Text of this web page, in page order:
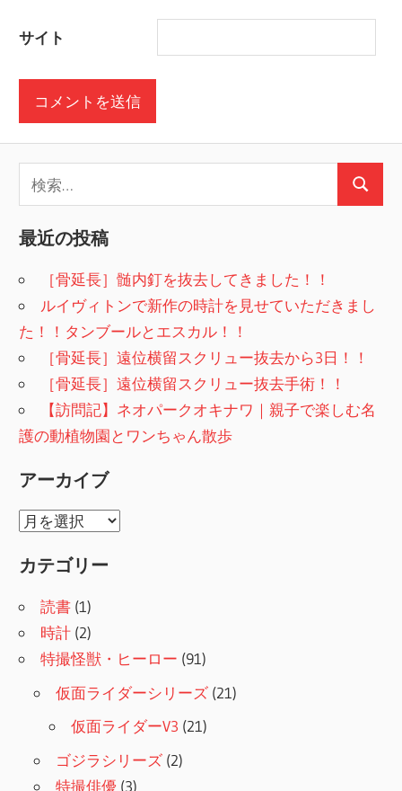
サイト
索:
検
最近の投稿
［骨延長］髄内釘を抜去してきました！！
ルイヴィトンで新作の時計を見せていただきまし
た！！タンブールとエスカル！！
［骨延長］遠位横留スクリュー抜去から3日！！
［骨延長］遠位横留スクリュー抜去手術！！
【訪問記】ネオパークオキナワ｜親子で楽しむ名
護の動植物園とワンちゃん散歩
アーカイブ
ア
カ
カテゴリー
読書 (1)
時計 (2)
特撮怪獣・ヒーロー (91)
仮面ライダーシリーズ (21)
仮面ライダーV3 (21)
ゴジラシリーズ (2)
特撮俳優 (3)